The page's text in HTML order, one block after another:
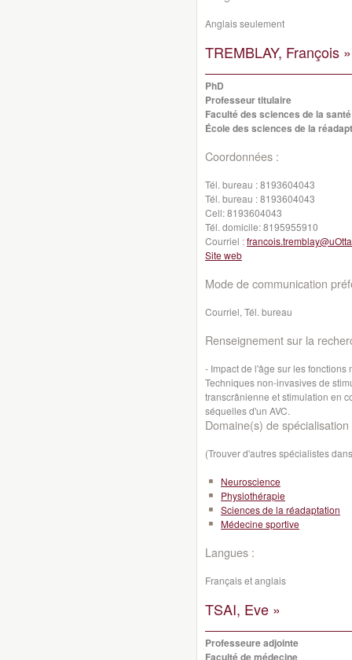
Anglais seulement
TREMBLAY, François »
PhD
Professeur titulaire
Faculté des sciences de la santé
École des sciences de la
Coordonnées :
Tél. bureau :8193604043
Tél. bureau :8193604043
Cell:8193604043
Tél. domicile:8195955910
Courriel :
Site web
Mode de communication
Courriel, Tél. bureau
Renseignement sur la
- Impact de l'âge sur les
Techniques non-invasives de
transcrânienne et stimulation en
séquelles d'un AVC.
Domaine(s) de spécialisation
(Trouver d'autres spécialistes
Neuroscience
Physiothérapie
Sciences de la réadaptation
Médecine sportive
Langues :
Français et anglais
TSAI, Eve »
Professeure adjointe
Faculté de médecine